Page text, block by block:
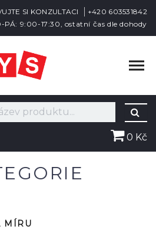
SI KONZULTACI
+420 603531842
PÁ: 9:00-17:30, ostatní čas dle dohody
0 Kč
MÍRU